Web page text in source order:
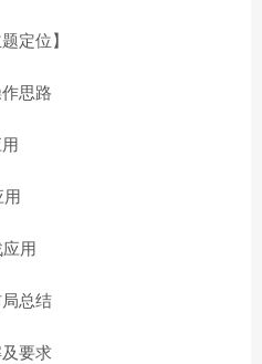
定位】
思路
用
总结
要求